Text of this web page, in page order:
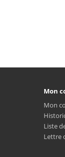
Mon
Mon
Liste
Lettre